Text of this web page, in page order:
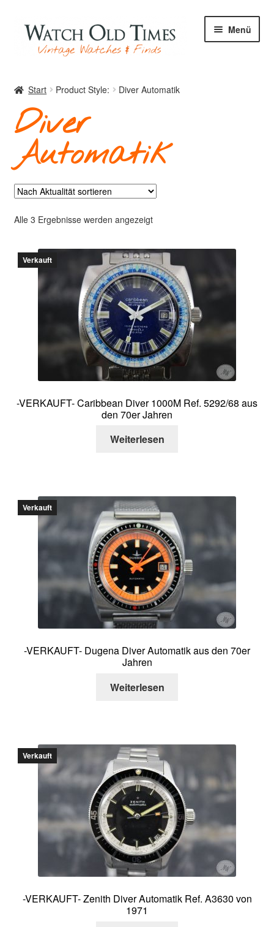
Zur
Navigation
springen
Zum
Inhalt
springen
Menü
Uhren
Über mich
Kontakt
Start Product Style: Diver Automatik
Diver
Automatik
Alle 3 Ergebnisse werden angezeigtNach
Verkauft
-VERKAUFT- Caribbean Diver 1000M Ref. 5292/68 aus
den 70er Jahren
Weiterlesen
Verkauft
-VERKAUFT- Dugena Diver Automatik aus den 70er
Jahren
Weiterlesen
Verkauft
-VERKAUFT- Zenith Diver Automatik Ref. A3630 von
1971